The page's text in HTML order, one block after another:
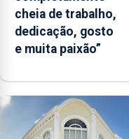
cheia de trabalho,
dedicação, gosto
e muita paixão”